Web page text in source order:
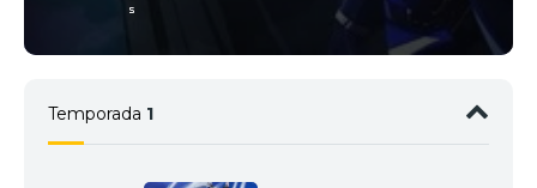
Temporada 1